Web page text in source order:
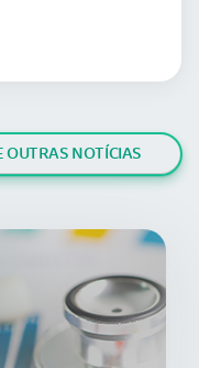
OUTRAS NOTÍCIAS